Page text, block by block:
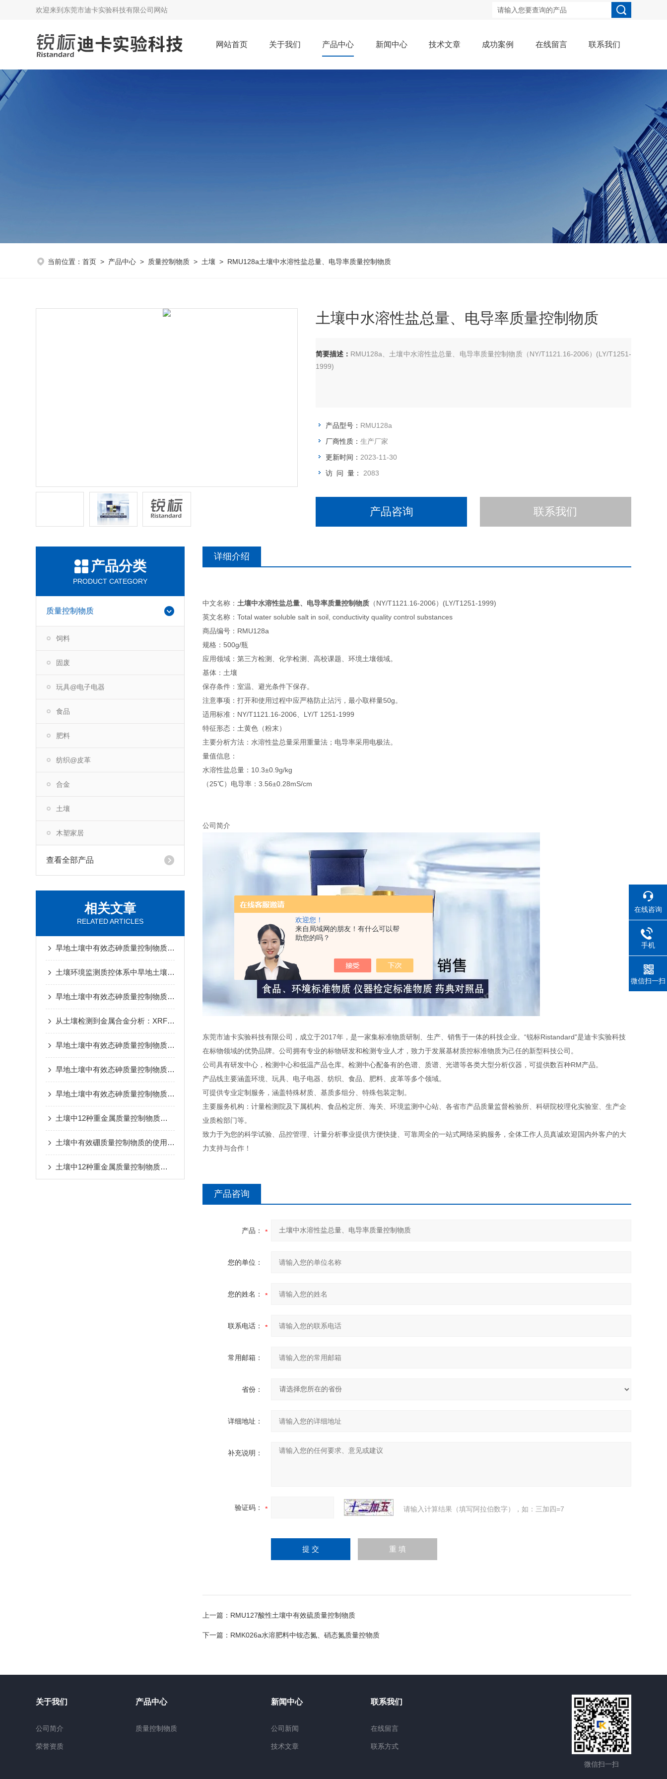
欢迎您！
来自局域网的朋友！有什么可以帮
助您的吗？
欢迎来到 东莞市迪卡实验科技有限公司网站
网站首页 关于我们 产品中心 新闻中心 技术文章 成功案例 在线留言 联系我们
当前位置： 首页 > 产品中心 > 质量控制物质 > 土壤 > RMU128a土壤中水溶性盐总量、电导率质量控制物质
土壤中水溶性盐总量、电导率质量控制物质
简要描述： RMU128a、土壤中水溶性盐总量、电导率质量控制物质（NY/T1121.16-2006）(LY/T1251-
1999)
产品型号： RMU128a
厂商性质： 生产厂家
更新时间： 2023-11-30
访 问 量： 2083
产品咨询 联系我们
产品分类
PRODUCT CATEGORY
质量控制物质
饲料
固废
玩具@电子电器
食品
肥料
纺织@皮革
合金
土壤
木塑家居
查看全部产品
相关文章
RELATED ARTICLES
旱地土壤中有效态砷质量控制物质不确定度评估分析
土壤环境监测质控体系中旱地土壤中有效态砷质量控制物质应用探讨
旱地土壤中有效态砷质量控制物质在检测工作中的应用
从土壤检测到金属合金分析：XRF荧光片在多行业中的标准化应用
旱地土壤中有效态砷质量控制物质在土壤污染监测、风险评估中的应用价值解析
旱地土壤中有效态砷质量控制物质在农田土壤检测、土壤修复中的实操应用方案
旱地土壤中有效态砷质量控制物质选型要点与土壤环境检测中的应用方案详解
土壤中12种重金属质量控制物质的常见问题解答：定值偏差、基质效应干扰与结果修正的解决方案
土壤中有效硼质量控制物质的使用方法
土壤中12种重金属质量控制物质的储存与使用注意事项：规避污染、保障检测结果可靠的技巧
详细介绍
中文名称： 土壤中水溶性盐总量、电导率质量控制物质 （NY/T1121.16-2006）(LY/T1251-1999)
英文名称：Total water soluble salt in soil, conductivity quality control substances
商品编号：RMU128a
规格：500g/瓶
应用领域：第三方检测、化学检测、高校课题、环境土壤领域。
基体：土壤
保存条件：室温、避光条件下保存。
注意事项：打开和使用过程中应严格防止沾污，最小取样量50g。
适用标准：NY/T1121.16-2006、LY/T 1251-1999
特征形态：土黄色（粉末）
主要分析方法：水溶性盐总量采用重量法；电导率采用电极法。
量值信息：
水溶性盐总量：10.3±0.9g/kg
（25℃）电导率：3.56±0.28mS/cm
公司简介
东莞市迪卡实验科技有限公司，成立于2017年，是一家集标准物质研制、生产、销售于一体的科技企业。“锐标Ristandard"是迪卡实验科技
在标物领域的优势品牌。公司拥有专业的标物研发和检测专业人才，致力于发展基材质控标准物质为己任的新型科技公司。
公司具有研发中心，检测中心和低温产品仓库。检测中心配备有的色谱、质谱、光谱等各类大型分析仪器，可提供数百种RM产品。
产品线主要涵盖环境、玩具、电子电器、纺织、食品、肥料、皮革等多个领域。
可提供专业定制服务，涵盖特殊材质、基质多组分、特殊包装定制。
主要服务机构：计量检测院及下属机构、食品检定所、海关、环境监测中心站、各省市产品质量监督检验所、科研院校理化实验室、生产企
业质检部门等。
致力于为您的科学试验、品控管理、计量分析事业提供方便快捷、可靠周全的一站式网络采购服务，全体工作人员真诚欢迎国内外客户的大
力支持与合作！
产品咨询
产品：
您的单位：
您的姓名：
联系电话：
常用邮箱：
省份：
详细地址：
补充说明：
验证码： 请输入计算结果（填写阿拉伯数字），如：三加四=7
上一篇： RMU127酸性土壤中有效硫质量控制物质
下一篇： RMK026a水溶肥料中铵态氮、硝态氮质量控物质
关于我们
公司简介
荣誉资质
产品中心
质量控制物质
新闻中心
公司新闻
技术文章
联系我们
在线留言
联系方式
微信扫一扫
在线咨询
手机
微信扫一扫